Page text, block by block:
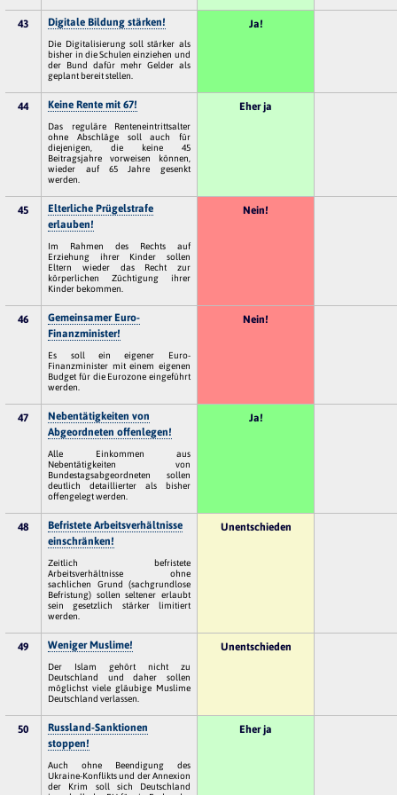
43 Digitale Bildung stärken!
Die Digitalisierung soll stärker als
bisher in die Schulen einziehen und
der Bund dafür mehr Gelder als
geplant bereit stellen.
Ja!
44 Keine Rente mit 67!
Das reguläre Renteneintrittsalter
ohne Abschläge soll auch für
diejenigen, die keine 45
Beitragsjahre vorweisen können,
wieder auf 65 Jahre gesenkt
werden.
Eher ja
45
Elterliche Prügelstrafe
erlauben!
Im Rahmen des Rechts auf
Erziehung ihrer Kinder sollen
Eltern wieder das Recht zur
körperlichen Züchtigung ihrer
Kinder bekommen.
Nein!
46
Gemeinsamer Euro-
Finanzminister!
Es soll ein eigener Euro-
Finanzminister mit einem eigenen
Budget für die Eurozone eingeführt
werden.
Nein!
47
Nebentätigkeiten von
Abgeordneten offenlegen!
Alle Einkommen aus
Nebentätigkeiten von
Bundestagsabgeordneten sollen
deutlich detaillierter als bisher
offengelegt werden.
Ja!
48
Befristete Arbeitsverhältnisse
einschränken!
Zeitlich befristete
Arbeitsverhältnisse ohne
sachlichen Grund (sachgrundlose
Befristung) sollen seltener erlaubt
sein gesetzlich stärker limitiert
werden.
Unentschieden
49 Weniger Muslime!
Der Islam gehört nicht zu
Deutschland und daher sollen
möglichst viele gläubige Muslime
Deutschland verlassen.
Unentschieden
50
Russland-Sanktionen
stoppen!
Auch ohne Beendigung des
Ukraine-Konflikts und der Annexion
der Krim soll sich Deutschland
Eher ja